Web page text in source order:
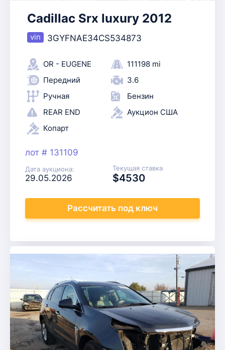
Cadillac Srx luxury 2012
3GYFNAE34CS534873
OR - EUGENE
111198 mi
Передний
3.6
Ручная
Бензин
REAR END
Аукцион США
Копарт
лот # 131109
Дата аукциона:
29.05.2026
Текущая ставка
$4530
Рассчитать под ключ